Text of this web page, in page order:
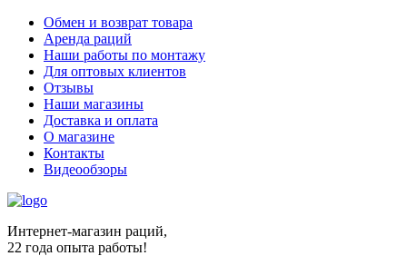
Обмен и возврат товара
Аренда раций
Наши работы по монтажу
Для оптовых клиентов
Отзывы
Наши магазины
Доставка и оплата
О магазине
Контакты
Видеообзоры
Интернет-магазин раций,
22 года опыта работы!